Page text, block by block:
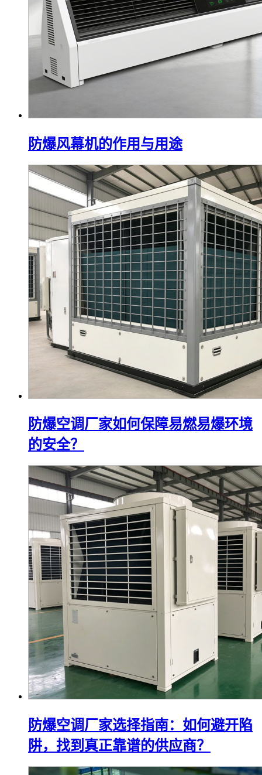
防爆风幕机的作用与用途
防爆空调厂家如何保障易燃易爆环境
的安全？
防爆空调厂家选择指南：如何避开陷
阱，找到真正靠谱的供应商？